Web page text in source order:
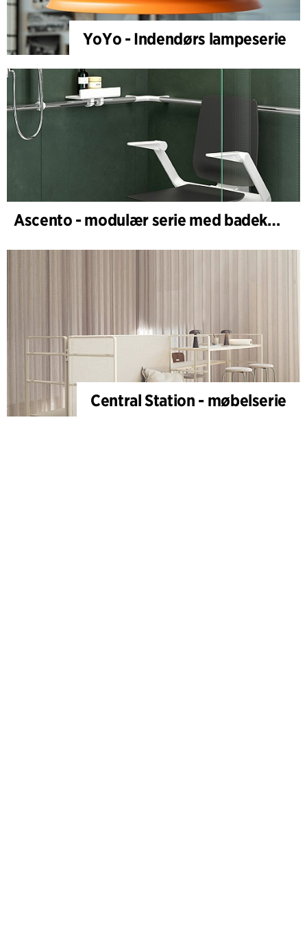
YoYo - Indendørs lampeserie
Ascento - modulær serie med badekar- og dusjstoler
Central Station - møbelserie